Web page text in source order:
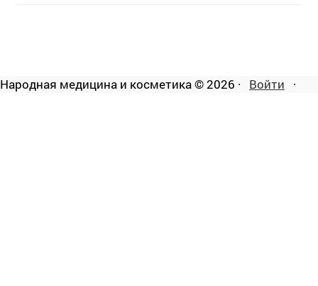
Народная медицина и косметика © 2026 · Войти ·